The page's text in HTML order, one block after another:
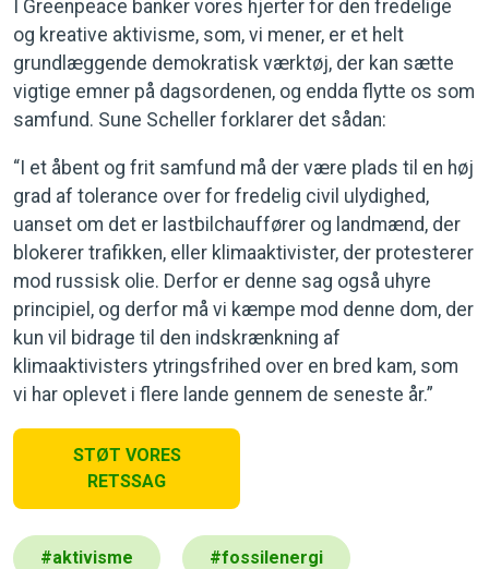
I Greenpeace banker vores hjerter for den fredelige
og kreative aktivisme, som, vi mener, er et helt
grundlæggende demokratisk værktøj, der kan sætte
vigtige emner på dagsordenen, og endda flytte os som
samfund. Sune Scheller forklarer det sådan:
“I et åbent og frit samfund må der være plads til en høj
grad af tolerance over for fredelig civil ulydighed,
uanset om det er lastbilchauffører og landmænd, der
blokerer trafikken, eller klimaaktivister, der protesterer
mod russisk olie. Derfor er denne sag også uhyre
principiel, og derfor må vi kæmpe mod denne dom, der
kun vil bidrage til den indskrænkning af
klimaaktivisters ytringsfrihed over en bred kam, som
vi har oplevet i flere lande gennem de seneste år.”
STØT VORES
RETSSAG
#aktivisme #fossilenergi